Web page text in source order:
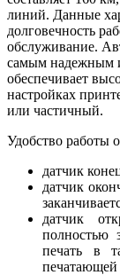
линий. Данные
долговечность
обслуживание.
самым надежным
обеспечивает
настройках
или частичный.
Удобство работы
датчик
датчик
датчик
полностью
печать в
печатающей